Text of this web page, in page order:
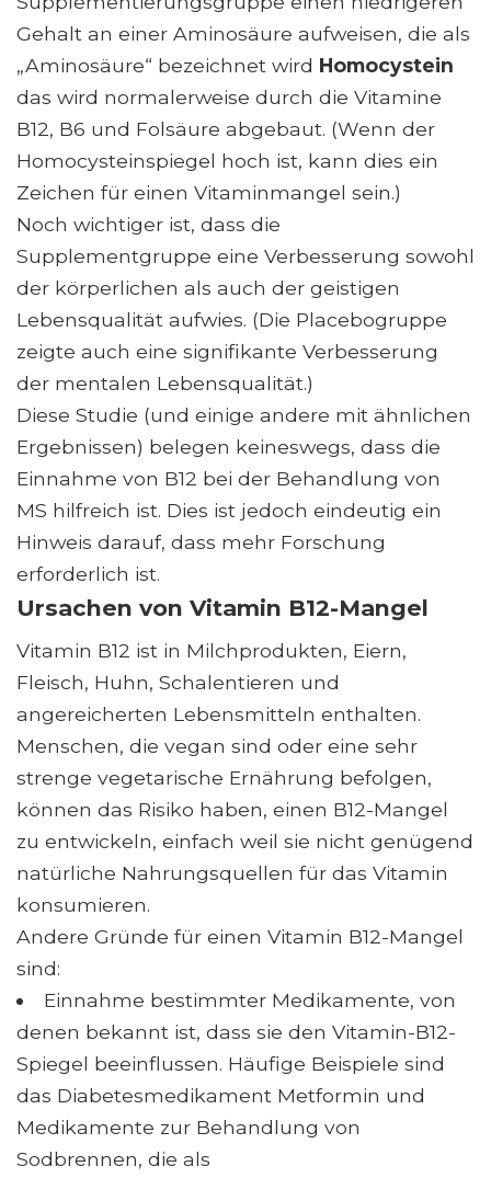
Gehalt an einer Aminosäure aufweisen, die als
„Aminosäure“ bezeichnet wird Homocystein
das wird normalerweise durch die Vitamine
B12, B6 und Folsäure abgebaut. (Wenn der
Homocysteinspiegel hoch ist, kann dies ein
Zeichen für einen Vitaminmangel sein.)
Noch wichtiger ist, dass die
Supplementgruppe eine Verbesserung sowohl
der körperlichen als auch der geistigen
Lebensqualität aufwies. (Die Placebogruppe
zeigte auch eine signifikante Verbesserung
der mentalen Lebensqualität.)
Diese Studie (und einige andere mit ähnlichen
Ergebnissen) belegen keineswegs, dass die
Einnahme von B12 bei der Behandlung von
MS hilfreich ist. Dies ist jedoch eindeutig ein
Hinweis darauf, dass mehr Forschung
erforderlich ist.
Ursachen von Vitamin B12-Mangel
Vitamin B12 ist in Milchprodukten, Eiern,
Fleisch, Huhn, Schalentieren und
angereicherten Lebensmitteln enthalten.
Menschen, die vegan sind oder eine sehr
strenge vegetarische Ernährung befolgen,
können das Risiko haben, einen B12-Mangel
zu entwickeln, einfach weil sie nicht genügend
natürliche Nahrungsquellen für das Vitamin
konsumieren.
Andere Gründe für einen Vitamin B12-Mangel
sind:
Einnahme bestimmter Medikamente, von
denen bekannt ist, dass sie den Vitamin-B12-
Spiegel beeinflussen. Häufige Beispiele sind
das Diabetesmedikament Metformin und
Medikamente zur Behandlung von
Sodbrennen, die als